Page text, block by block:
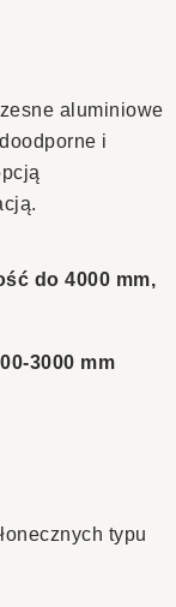
aluminiowe
i
do 4000 mm,
3000 mm
typu